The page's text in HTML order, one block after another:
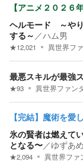
【アニメ２０２６
ヘルモード ～や
する～ ／ハム男
★12,021 異世界フ
最悪スキルが最強
★93 異世界ファン
【完結】魔術を愛
氷の賢者は燃えて
となる〜／ゆずあめ
★2,094 異世界ファ